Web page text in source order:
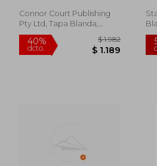
Connor Court Publishing
Pty Ltd, Tapa Blanda,
Nuevo